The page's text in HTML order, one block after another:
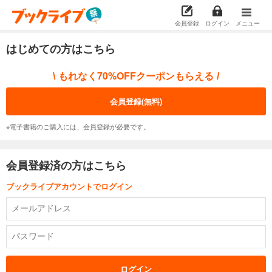
会員登録 ログイン メニュー
はじめての方はこちら
\ もれなく70%OFFクーポンもらえる /
会員登録(無料)
※電子書籍のご購入には、会員登録が必要です。
会員登録済の方はこちら
ブックライブアカウントでログイン